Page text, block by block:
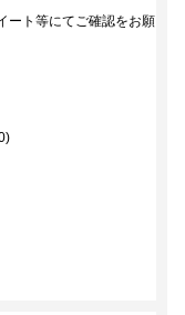
ート等にてご確認をお願